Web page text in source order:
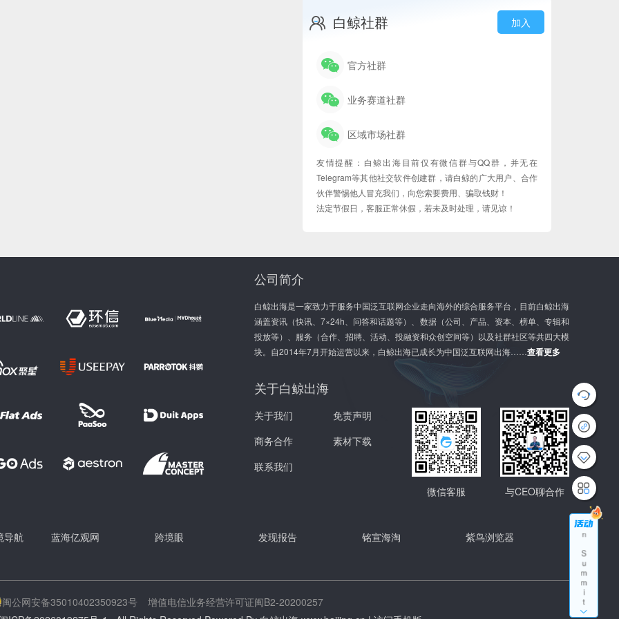
白鲸社群 加入
官方社群
业务赛道社群
区域市场社群
友情提醒：白鲸出海目前仅有微信群与QQ群，并无在
Telegram等其他社交软件创建群，请白鲸的广大用户、合作
伙伴警惕他人冒充我们，向您索要费用、骗取钱财！
法定节假日，客服正常休假，若未及时处理，请见谅！
G
l
o
b
a
l
G
r
o
w
h
S
m
m
i
t
A
p
公司简介
白鲸出海是一家致力于服务中国泛互联网企业走向海外的综合服务平台，目前白鲸出海
涵盖资讯（快讯、7×24h、问答和话题等）、数据（公司、产品、资本、榜单、专辑和
投放等）、服务（合作、招聘、活动、投融资和众创空间等）以及社群社区等共四大模
块。自2014年7月开始运营以来，白鲸出海已成长为中国泛互联网出海……查看更多
关于白鲸出海
关于我们
免责声明
商务合作
素材下载
联系我们
微信客服
与CEO聊合作
导航 蓝海亿观网 跨境眼 发现报告 铭宣海淘 紫鸟浏览器
闽公网安备35010402350923号
增值电信业务经营许可证闽B2-20200257